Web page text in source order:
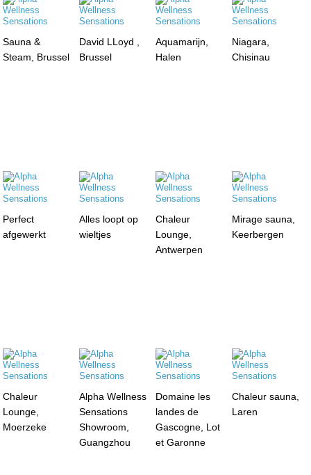
Sauna &
Steam, Brussel
David LLoyd ,
Brussel
Aquamarijn,
Halen
Niagara,
Chisinau
Perfect
afgewerkt
Alles loopt op
wieltjes
Chaleur
Lounge,
Antwerpen
Mirage sauna,
Keerbergen
Chaleur
Lounge,
Moerzeke
Alpha Wellness
Sensations
Showroom,
Guangzhou
Domaine les
landes de
Gascogne, Lot
et Garonne
Chaleur sauna,
Laren